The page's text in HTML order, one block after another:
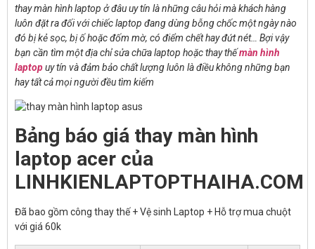
thay màn hình laptop ở đâu uy tín là những câu hỏi mà khách hàng
luôn đặt ra đối với chiếc laptop đang dùng bỗng chốc một ngày nào
đó bị kẻ sọc, bị ố hoặc đốm mờ, có điểm chết hay đứt nét… Bợi vậy
bạn cần tìm một địa chỉ sửa chữa laptop hoặc thay thếmàn hình
laptopuy tín và đảm bảo chất lượng luôn là điều không những bạn
hay tất cả mọi người đều tìm kiếm
Bảng báo giá thay màn hình
laptop acer của
LINHKIENLAPTOPTHAIHA.COM
Đã bao gồm công thay thế + Vệ sinh Laptop + Hỗ trợ mua chuột
với giá 60k